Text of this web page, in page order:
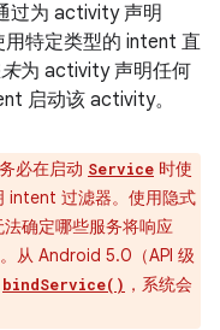
过为 activity 声明
特定类型的 intent 直
未为 activity 声明任何
启动该 activity。
必在启动 Service 时使
intent 过滤器。使用隐式
确定哪些服务将响应
从 Android 5.0（API 级
bindService() ，系统会